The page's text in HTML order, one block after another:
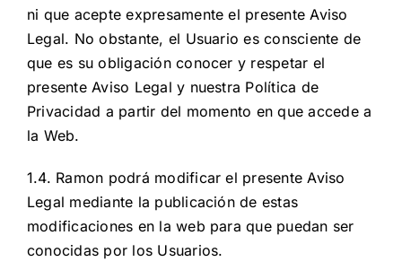
ni que acepte expresamente el presente Aviso
Legal. No obstante, el Usuario es consciente de
que es su obligación conocer y respetar el
presente Aviso Legal y nuestra Política de
Privacidad a partir del momento en que accede a
la Web.
1.4. Ramon podrá modificar el presente Aviso
Legal mediante la publicación de estas
modificaciones en la web para que puedan ser
conocidas por los Usuarios.